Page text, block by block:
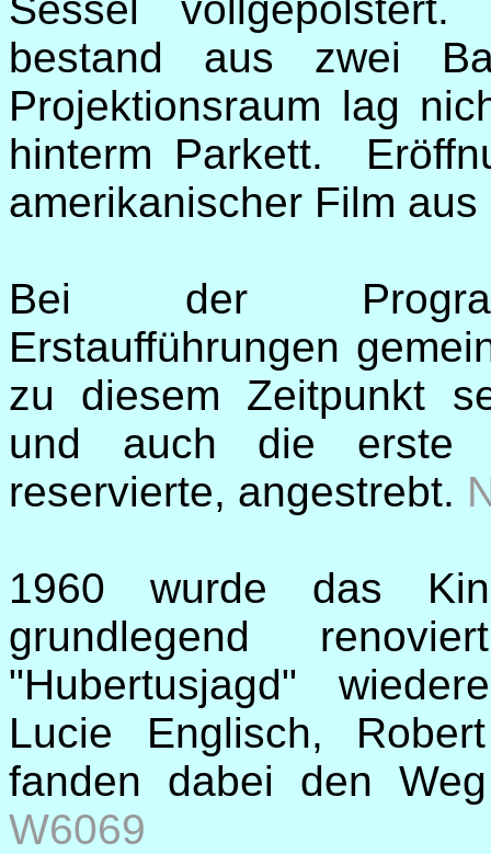
bestand aus zwei
Projektionsraum lag
hinterm Parkett.
amerikanischer Film
Bei der
Erstaufführungen
zu diesem Zeitpunkt
und auch die erste
reservierte, angestrebt.
1960 wurde das
grundlegend
"Hubertusjagd"
Lucie Englisch,
fanden dabei den
W6069